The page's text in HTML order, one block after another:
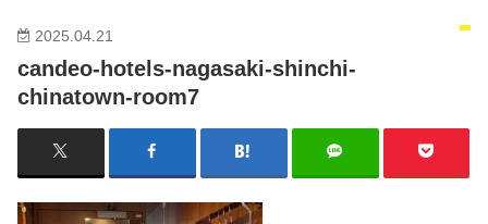
2025.04.21
candeo-hotels-nagasaki-shinchi-
chinatown-room7